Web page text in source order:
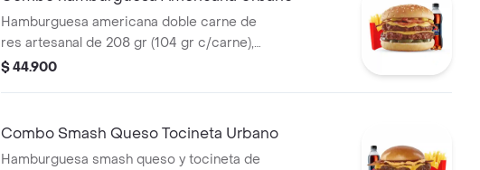
Hamburguesa americana doble carne de
res artesanal de 208 gr (104 gr c/carne),
con papas medianas, 1 copa de salsa
$ 44.900
Combo Smash Queso Tocineta Urbano
Hamburguesa smash queso y tocineta de